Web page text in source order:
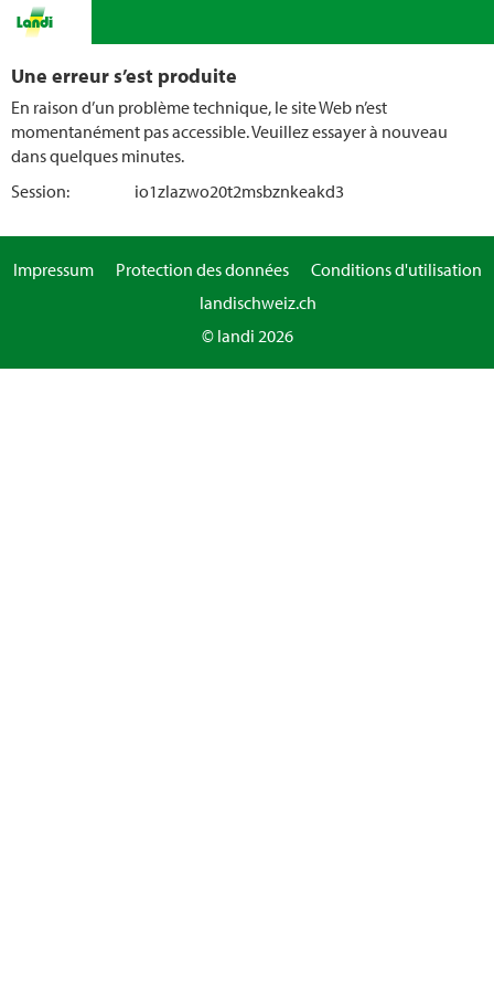
Une erreur s’est produite
En raison d’un problème technique, le site Web n’est
momentanément pas accessible. Veuillez essayer à nouveau
dans quelques minutes.
Session:
io1zlazwo20t2msbznkeakd3
Impressum Protection des données
Conditions d'utilisation
landischweiz.ch
© landi 2026